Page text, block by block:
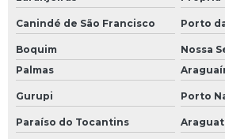
Canindé de São Francisco Porto
Boquim
Nossa
Palmas
Gurupi Porto
Paraíso do Tocantins